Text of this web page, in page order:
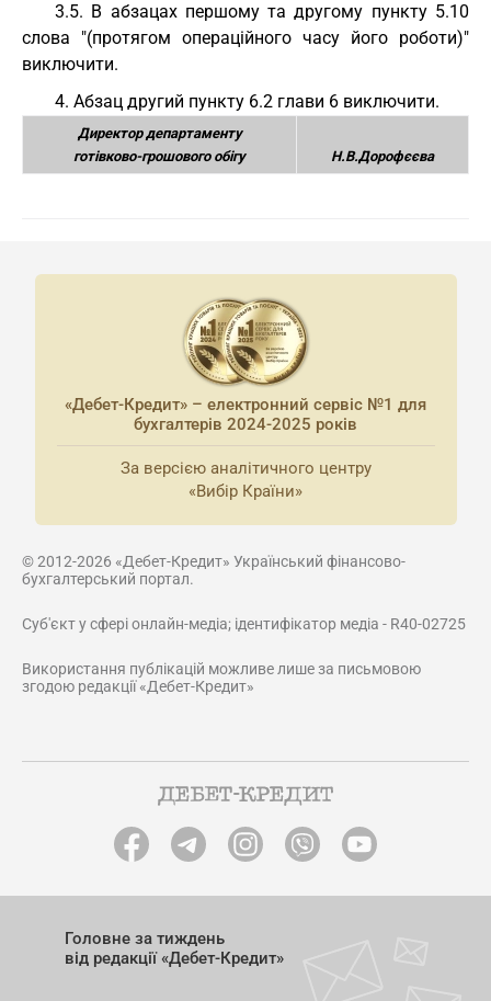
3.5. В абзацах першому та другому пункту 5.10
слова "(протягом операційного часу його роботи)"
виключити.
4. Абзац другий пункту 6.2 глави 6 виключити.
Директор департаменту
готівково-грошового обігу
Н.В.Дорофєєва
«Дебет-Кредит» – електронний сервіс №1 для
бухгалтерів 2024-2025 років
За версією аналітичного центру
«Вибір Країни»
© 2012-2026 «Дебет-Кредит» Український фінансово-
бухгалтерський портал.
Суб'єкт у сфері онлайн-медіа; ідентифікатор медіа - R40-02725
Використання публікацій можливе лише за письмовою
згодою редакції «Дебет-Кредит»
Головне за тиждень
від редакції «Дебет-Кредит»